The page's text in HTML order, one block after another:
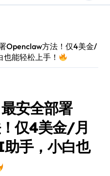
Openclaw方法！仅4美金/
能轻松上手！
安全部署
仅4美金/月
手，小白也